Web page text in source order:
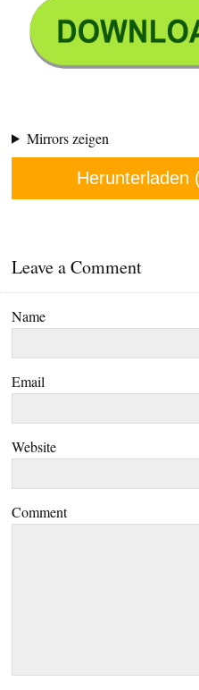
Mirrors zeigen
Herunterladen
Leave a Comment
Name
Email
Website
Comment